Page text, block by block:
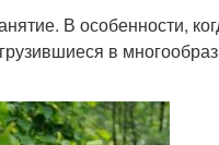
В особенности,
в